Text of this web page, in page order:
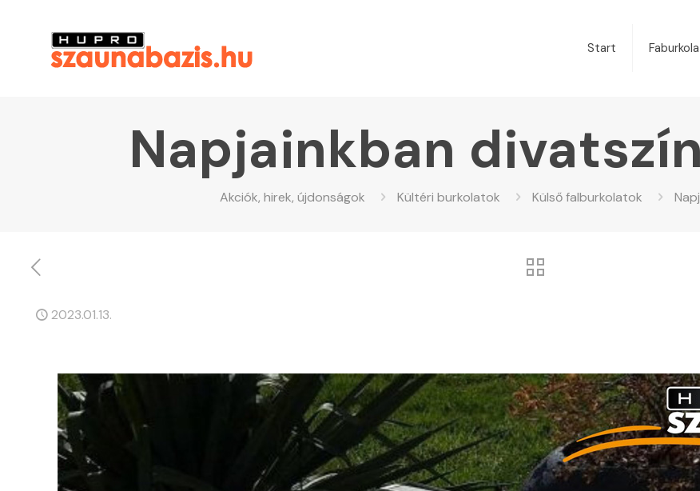
Start
Napjainkban
Akciók, hirek, újdonságok Kültéri burkolatok Külső falburkolatok
2023.01.13.